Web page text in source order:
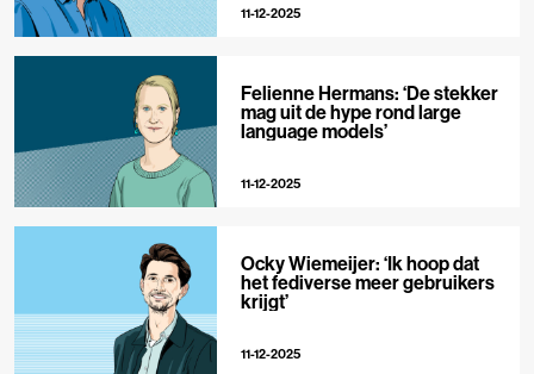
11-12-2025
Felienne Hermans: ‘De stekker
mag uit de hype rond large
language models’
11-12-2025
Ocky Wiemeijer: ‘Ik hoop dat
het fediverse meer gebruikers
krijgt’
11-12-2025